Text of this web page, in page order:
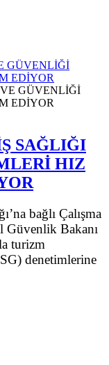
GÜVENLİĞİ
EDİYOR
SAĞLIĞI
HIZ
bağlı Çalışma
Güvenlik Bakanı
turizm
denetimlerine